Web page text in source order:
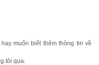
muốn biết thêm thông tin về
tôi qua: